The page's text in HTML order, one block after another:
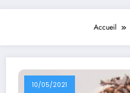
Accueil
10/05/2021